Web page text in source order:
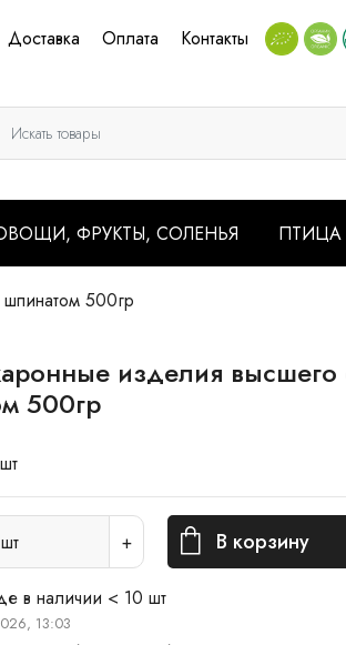
Доставка Оплата Контакты
ФРУКТЫ, СОЛЕНЬЯ ПТИЦА
500гр
изделия высшего
500гр
шт В корзину
в наличии < 10 шт
13:03